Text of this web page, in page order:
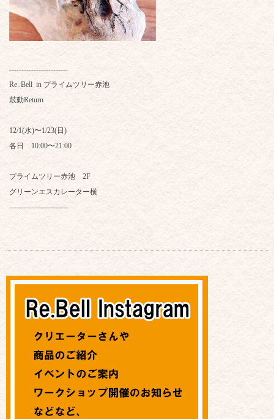
------------------------
Re..Bell in プライムツリー赤池
鼓動Return
12/1(水)〜1/23(日)
各日 10:00〜21:00
プライムツリー赤池 2F
グリーンエスカレーター横
------------------------